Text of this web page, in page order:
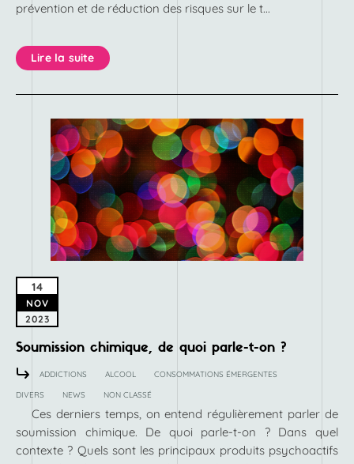
prévention et de réduction des risques sur le t...
Lire la suite
14
NOV
2023
Soumission chimique, de quoi parle-t-on ?
ADDICTIONS ALCOOL
CONSOMMATIONS ÉMERGENTES
DIVERS
NEWS NON CLASSÉ
Ces derniers temps, on entend régulièrement parler de
soumission chimique. De quoi parle-t-on ? Dans quel
contexte ? Quels sont les principaux produits psychoactifs